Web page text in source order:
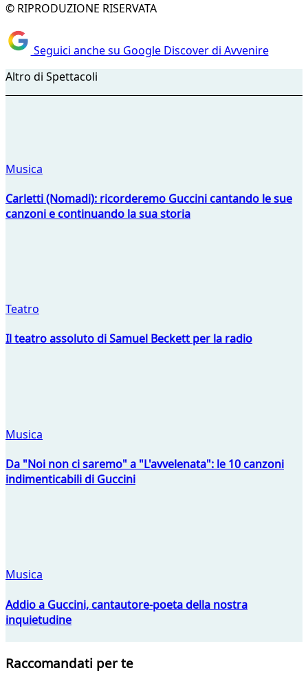
© RIPRODUZIONE RISERVATA
Seguici anche su Google Discover di Avvenire
Altro di Spettacoli
Musica
Carletti (Nomadi): ricorderemo Guccini cantando le sue
canzoni e continuando la sua storia
Teatro
Il teatro assoluto di Samuel Beckett per la radio
Musica
Da "Noi non ci saremo" a "L'avvelenata": le 10 canzoni
indimenticabili di Guccini
Musica
Addio a Guccini, cantautore-poeta della nostra
inquietudine
Raccomandati per te